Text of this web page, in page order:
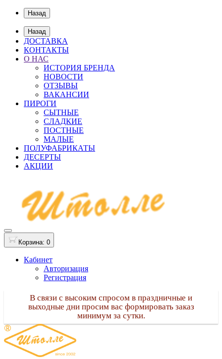
Назад
Назад
ДОСТАВКА
КОНТАКТЫ
О НАС
ИСТОРИЯ БРЕНДА
НОВОСТИ
ОТЗЫВЫ
ВАКАНСИИ
ПИРОГИ
СЫТНЫЕ
СЛАДКИЕ
ПОСТНЫЕ
МАЛЫЕ
ПОЛУФАБРИКАТЫ
ДЕСЕРТЫ
АКЦИИ
Корзина: 0
Кабинет
Авторизация
Регистрация
В связи с высоким спросом в праздничные и
выходные дни просим вас формировать заказ
минимум за сутки.